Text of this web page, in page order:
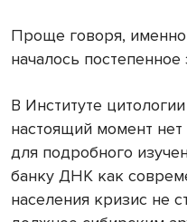
Проще говоря,
началось
В Институте
настоящий момент
для подробного
банку ДНК как
населения кризис не